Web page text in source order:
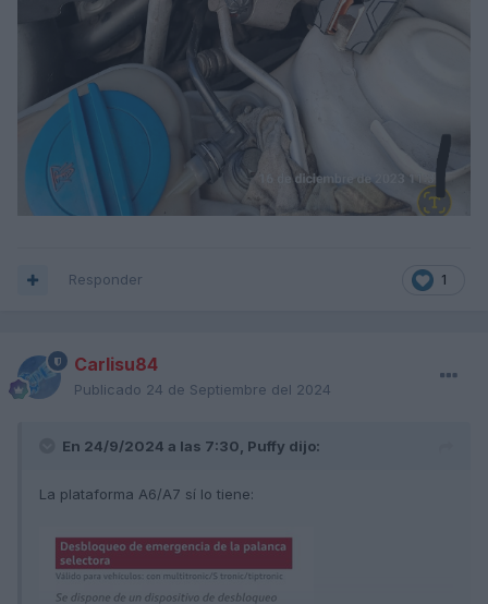
1
Responder
Carlisu84
Publicado 24 de Septiembre del 2024
En 24/9/2024 a las 7:30, Puffy dijo:
La plataforma A6/A7 sí lo tiene: